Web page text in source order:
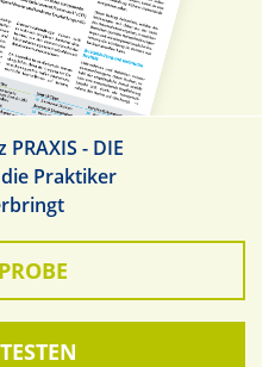
- DIE
Praktiker